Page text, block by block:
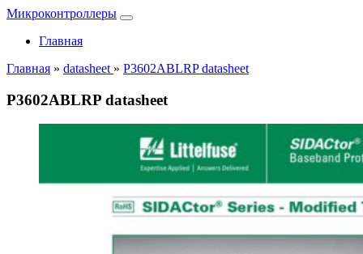
Микроконтроллеры
Главная
Главная » datasheet » P3602ABLRP datasheet
P3602ABLRP datasheet